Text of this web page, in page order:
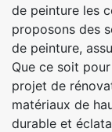
de peinture les
proposons des
de peinture,
Que ce soit
projet de
matériaux de
durable et